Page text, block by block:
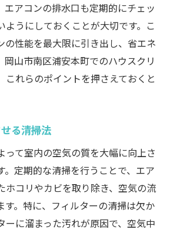
エアコンの排水口も定期的にチェッ
ようにしておくことが大切です。こ
の性能を最大限に引き出し、省エネ
岡山市南区浦安本町でのハウスクリ
これらのポイントを押さえておくと
る清掃法
って室内の空気の質を大幅に向上さ
。定期的な清掃を行うことで、エア
ホコリやカビを取り除き、空気の流
す。特に、フィルターの清掃は欠か
ーに溜まった汚れが原因で、空気中